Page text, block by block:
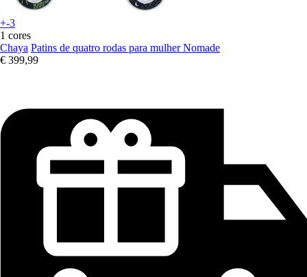
+-3
1 cores
Chaya Patins de quatro rodas para mulher Nomade
€ 399,99